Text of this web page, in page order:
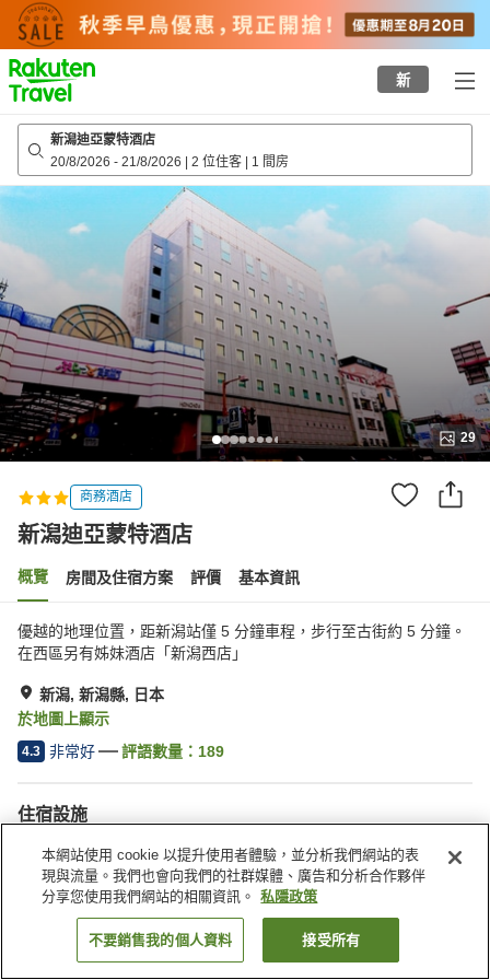
to
top
page
新
新潟迪亞蒙特酒店
20/8/2026 - 21/8/2026 | 2 位住客 | 1 間房
29
商務酒店
新潟迪亞蒙特酒店
概覽 房間及住宿方案 評價 基本資訊
優越的地理位置，距新潟站僅 5 分鐘車程，步行至古街約 5 分鐘。
在西區另有姊妹酒店「新潟西店」
新潟, 新潟縣, 日本
於地圖上顯示
4.3 非常好 評語數量： 189
住宿設施
停車場
水療/美容院
自動販賣機
會議室
找客房
本網站使用 cookie 以提升使用者體驗，並分析我們網站的表
現與流量。我們也會向我們的社群媒體、廣告和分析合作夥伴
分享您使用我們網站的相關資訊。
私隱政策
不要銷售我的個人資料 接受所有